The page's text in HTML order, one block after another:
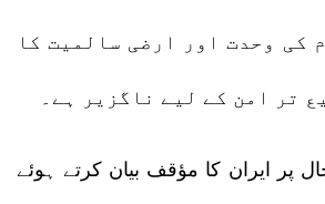
کی وحدت اور ارضی سالمیت کا
تر امن کے لیے ناگزیر ہے۔
پر ایران کا مؤقف بیان کرتے ہوئے